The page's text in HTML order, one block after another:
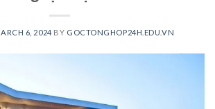
6, 2024 BY GOCTONGHOP24H.EDU.VN